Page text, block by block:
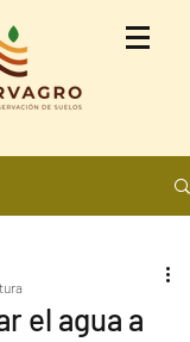
el agua a